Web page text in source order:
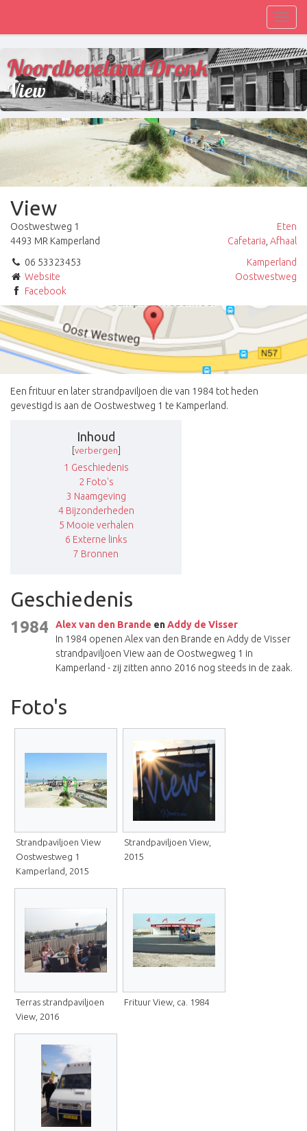
Noordbeveland Dronk
View
View
Oostwestweg 1
4493 MR Kamperland
06 53323453
Website
Facebook
Eten
Cafetaria Afhaal
Kamperland
Oostwestweg
Een frituur en later strandpaviljoen die van 1984 tot heden
gevestigd is aan de Oostwestweg 1 te Kamperland.
Inhoud
verbergen
1 Geschiedenis
2 Foto's
3 Naamgeving
4 Bijzonderheden
5 Mooie verhalen
6 Externe links
7 Bronnen
Geschiedenis
1984 Alex van den Brande enAddy de Visser
In 1984 openen Alex van den Brande en Addy de Visser
strandpaviljoen View aan de Oostwegweg 1 in
Kamperland - zij zitten anno 2016 nog steeds in de zaak.
Foto's
Strandpaviljoen View
Oostwestweg 1
Kamperland, 2015
Strandpaviljoen View,
2015
Terras strandpaviljoen
View, 2016
Frituur View, ca. 1984